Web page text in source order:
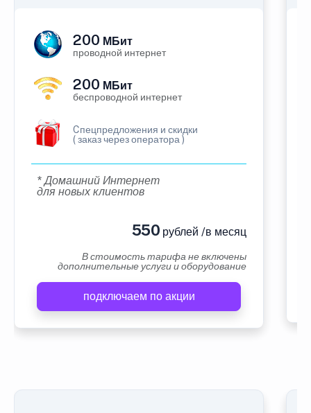
200 МБит
проводной интернет
200 МБит
беспроводной интернет
Cпецпредложения и скидки
( заказ через оператора )
* Домашний Интернет
для новых клиентов
550 рублей /в месяц
В стоимость тарифа не включены
дополнительные услуги и оборудование
подключаем по акции